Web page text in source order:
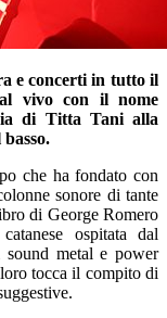
e concerti in tutto il
vivo con il nome
di Titta Tani alla
che ha fondato con
sonore di tante
di George Romero
ospitata dal
metal e power
tocca il compito di